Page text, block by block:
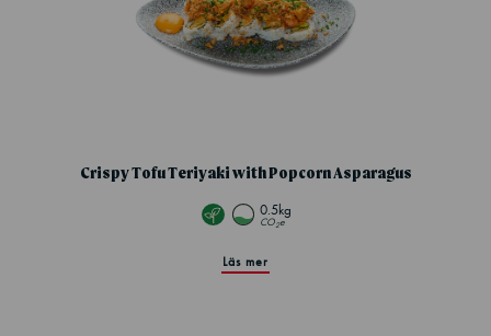
Crispy Tofu Teriyaki with Popcorn Asparagus
0.5kg
CO2e
Läs mer